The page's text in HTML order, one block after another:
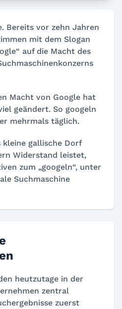
Bereits vor zehn Jahren
mit dem Slogan
auf die Macht des
Macht von Google hat
geändert. So googeln
mehrmals täglich.
gallische Dorf
Widerstand leistet,
zum „googeln“, unter
Suchmaschine
heutzutage in der
zentral
zuerst